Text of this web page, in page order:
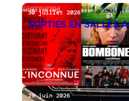
30 juillet 2026
SORTIES EN SALLES
29 juin 2026